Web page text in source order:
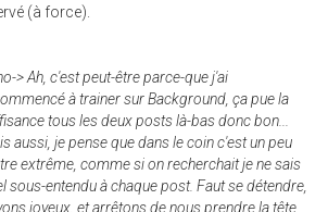
(à force).
> Ah, c'est peut-être parce-que j'ai
à trainer sur Background, ça pue la
tous les deux posts là-bas donc bon...
aussi, je pense que dans le coin c'est un peu
extrême, comme si on recherchait je ne sais
sous-entendu à chaque post. Faut se détendre,
joyeux, et arrêtons de nous prendre la tête